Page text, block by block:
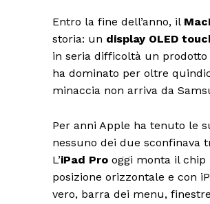
Entro la fine dell’anno, il
storia: un display OLED
in seria difficoltà un prodotto
ha dominato per oltre
minaccia non arriva da
Per anni Apple ha tenuto le
nessuno dei due sconfinava
L’iPad Pro oggi monta il chip
posizione orizzontale e con
vero, barra dei menu,